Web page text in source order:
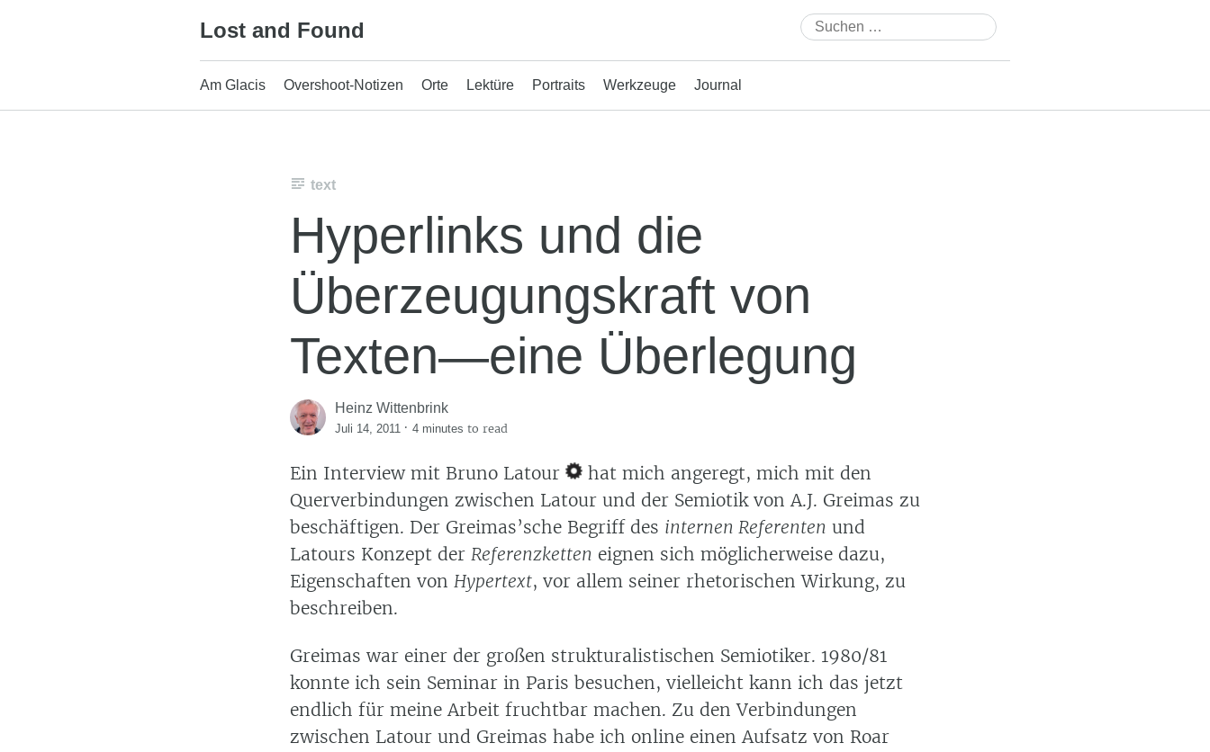
Lost and Found
Suchen
nach:
Am Glacis Overshoot-Notizen Orte Lektüre Portraits Werkzeuge Journal
text
Hyperlinks und die
Überzeugungskraft von
Texten—eine Überlegung
Heinz Wittenbrink
Juli 14, 2011 · 4 minutes to read
Ein Interview mit Bruno Latour
hat mich angeregt, mich mit den
Querverbindungen zwischen Latour und der Semiotik von A.J. Greimas zu
beschäftigen. Der Greimas’sche Begriff des internen Referenten und
Latours Konzept der Referenzketten eignen sich möglicherweise dazu,
Eigenschaften von Hypertext, vor allem seiner rhetorischen Wirkung, zu
beschreiben.
Greimas war einer der großen strukturalistischen Semiotiker. 1980/81
konnte ich sein Seminar in Paris besuchen, vielleicht kann ich das jetzt
endlich für meine Arbeit fruchtbar machen. Zu den Verbindungen
zwischen Latour und Greimas habe ich online einen Aufsatz von Roar